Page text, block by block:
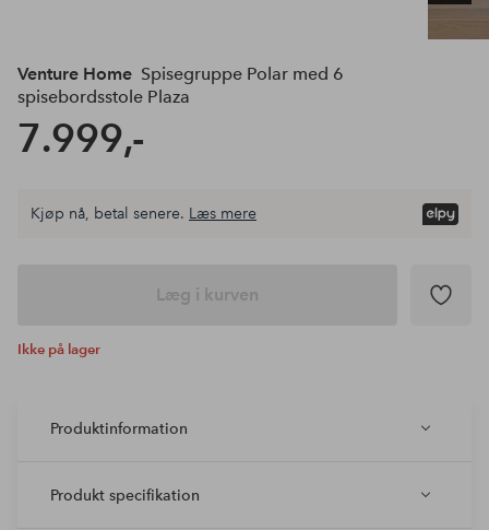
Venture Home Spisegruppe Polar med 6
spisebordsstole Plaza
7.999,-
Kjøp nå, betal senere. Læs mere
Læg i kurven
Ikke på lager
Produktinformation
Produkt specifikation